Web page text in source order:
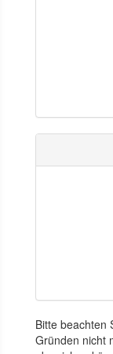
Bitte beachten
Gründen nicht